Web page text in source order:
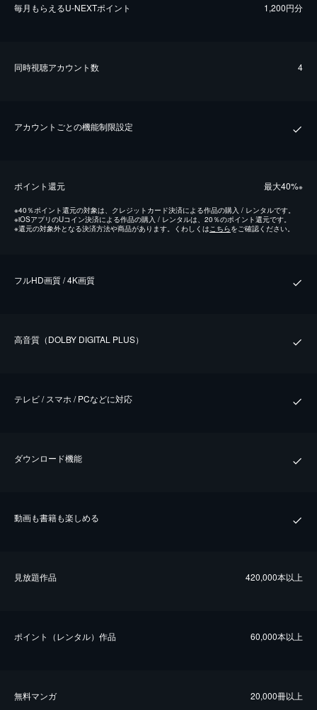
毎⽉もらえるU-NEXTポイント 1,200円分
同時視聴アカウント数 4
アカウントごとの機能制限設定
ポイント還元 最⼤40%※
※40％ポイント還元の対象は、クレジットカード決済による作品の購入 / レンタルです。
※iOSアプリのUコイン決済による作品の購入 / レンタルは、20％のポイント還元です。
※還元の対象外となる決済方法や商品があります。くわしくはこちらをご確認ください。
フルHD画質 / 4K画質
⾼⾳質（DOLBY DIGITAL PLUS）
テレビ / スマホ / PCなどに対応
ダウンロード機能
動画も書籍も楽しめる
⾒放題作品 420,000本以上
ポイント（レンタル）作品 60,000本以上
無料マンガ 20,000冊以上